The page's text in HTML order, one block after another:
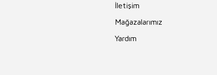
İletişim
Mağazalarımız
Yardım